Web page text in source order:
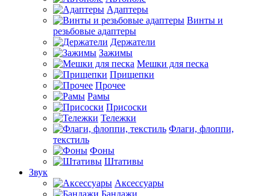
Адаптеры
Винты и
резьбовые адаптеры
Держатели
Зажимы
Мешки для песка
Прищепки
Прочее
Рамы
Присоски
Тележки
Флаги, флоппи,
текстиль
Фоны
Штативы
Звук
Аксессуары
Бандажи